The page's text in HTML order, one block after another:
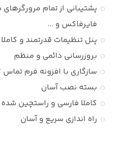
پشتیبانی از تمام
فایرفاکس و ...
پنل تنظیمات قدرتمند و
بروزرسانی دائمی و منظم
سازگاری با افزونه فرم تماس 7
بسته نصب آسان
کاملا فارسی و راستچین شده
راه اندازی سریع و آسان